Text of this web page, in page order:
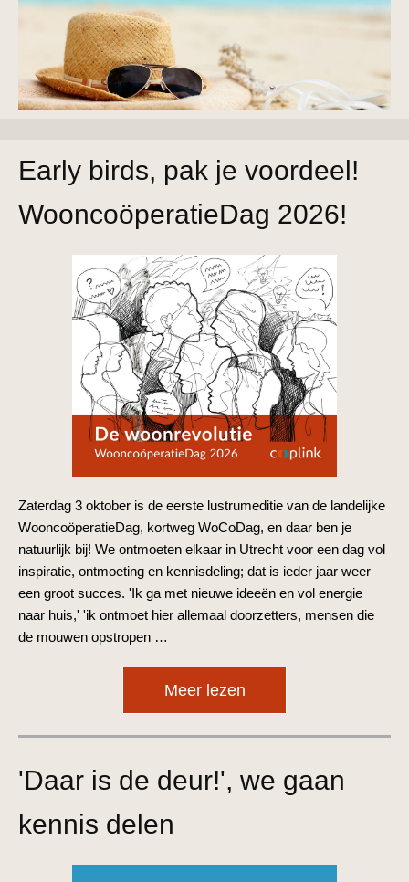
Early birds, pak je voordeel!
WooncoöperatieDag 2026!
Zaterdag 3 oktober is de eerste lustrumeditie van de landelijke
WooncoöperatieDag, kortweg WoCoDag, en daar ben je
natuurlijk bij! We ontmoeten elkaar in Utrecht voor een dag vol
inspiratie, ontmoeting en kennisdeling; dat is ieder jaar weer
een groot succes. 'Ik ga met nieuwe ideeën en vol energie
naar huis,' 'ik ontmoet hier allemaal doorzetters, mensen die
de mouwen opstropen …
Meer lezen
'Daar is de deur!', we gaan
kennis delen